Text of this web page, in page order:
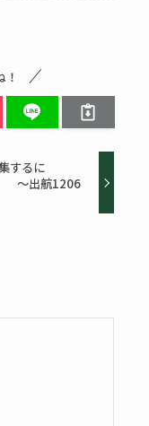
するに
～出航1206